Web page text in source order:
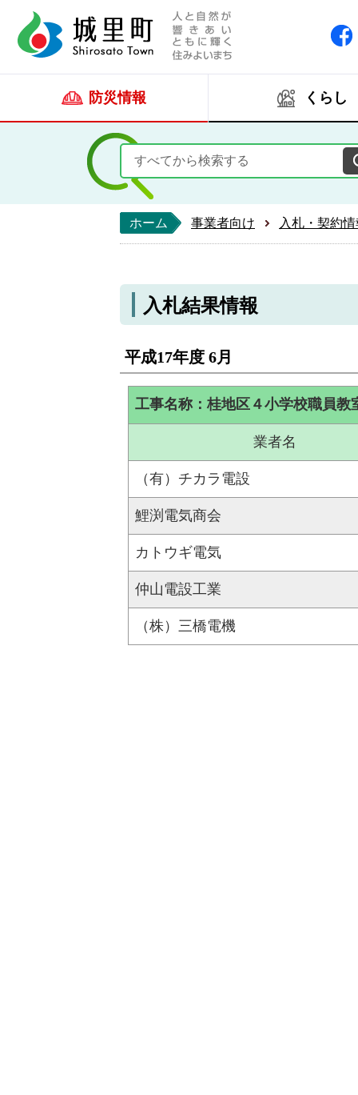
防災情報 くらし
ホーム 事業者向け 入札・契約
入札結果情報
平成17年度 6月
工事名称：桂地区４小学校職員教
業者名
（有）チカラ電設
鯉渕電気商会
カトウギ電気
仲山電設工業
（株）三橋電機